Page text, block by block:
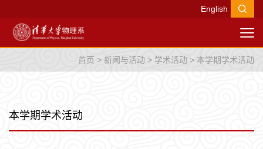
English
首页 > 新闻与活动 > 学术活动 > 本学期学术活动
本学期学术活动